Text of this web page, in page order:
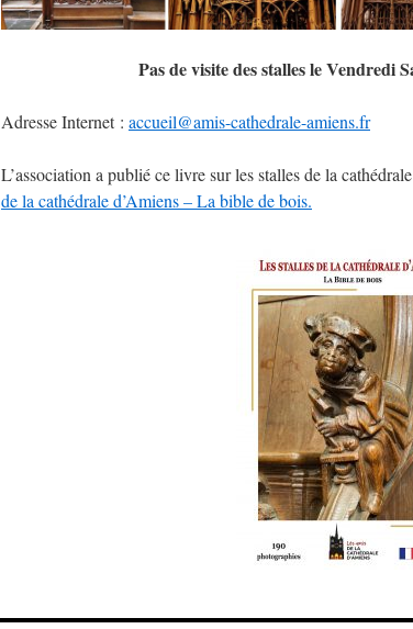
Pas de visite des stalles le Vendredi
Adresse Internet : accueil@amis-cathedrale-amiens.fr
L’association a publié ce livre sur les stalles de la
de la cathédrale d’Amiens – La bible de bois.